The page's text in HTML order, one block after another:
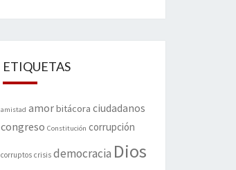
ETIQUETAS
amistad amorbitácora ciudadanos
congreso Constitución corrupción
corruptos crisis democracia Dios